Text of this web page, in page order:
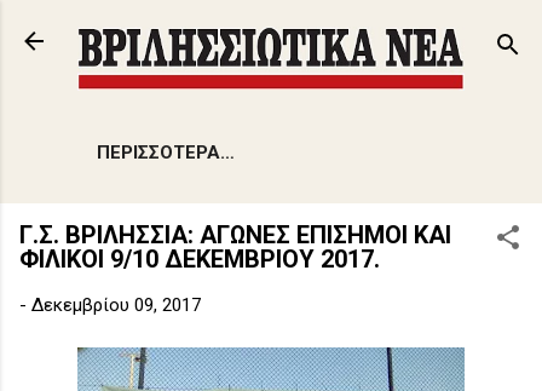
Μετάβαση στο κύριο περιεχόμενο
ΠΕΡΙΣΣΌΤΕΡΑ…
Γ.Σ. ΒΡΙΛΗΣΣΙΑ: ΑΓΩΝΕΣ ΕΠΙΣΗΜΟΙ ΚΑΙ
ΦΙΛΙΚΟΙ 9/10 ΔΕΚΕΜΒΡΙΟΥ 2017.
- Δεκεμβρίου 09, 2017